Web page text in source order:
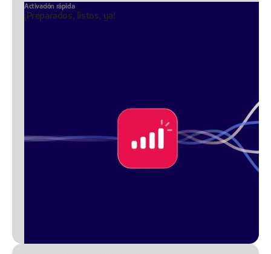
Activación rápida
¡Preparados, listos, ya!